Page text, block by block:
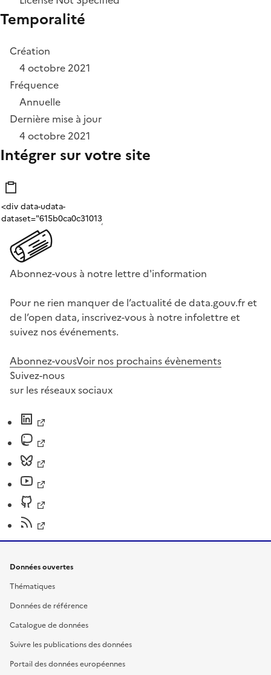
Temporalité
Création
4 octobre 2021
Fréquence
Annuelle
Dernière mise à jour
4 octobre 2021
Intégrer sur votre site
Abonnez-vous à notre lettre d'information
Pour ne rien manquer de l’actualité de data.gouv.fr et
de l’open data, inscrivez-vous à notre infolettre et
suivez nos événements.
Abonnez-vousVoir nos prochains évènements
Suivez-nous
sur les réseaux sociaux
Données ouvertes
Thématiques
Données de référence
Catalogue de données
Suivre les publications des données
Portail des données européennes